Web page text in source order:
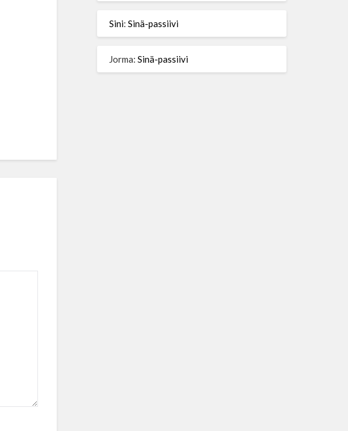
Sini: Sinä-passiivi
Jorma: Sinä-passiivi